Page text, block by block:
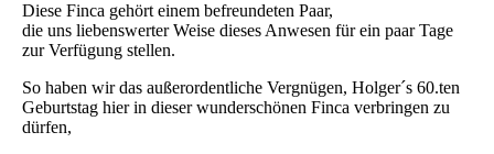
Diese Finca gehört einem befreundeten Paar,
die uns liebenswerter Weise dieses Anwesen für ein paar Tage
zur Verfügung stellen.
So haben wir das außerordentliche Vergnügen, Holger´s 60.ten
Geburtstag hier in dieser wunderschönen Finca verbringen zu
dürfen,